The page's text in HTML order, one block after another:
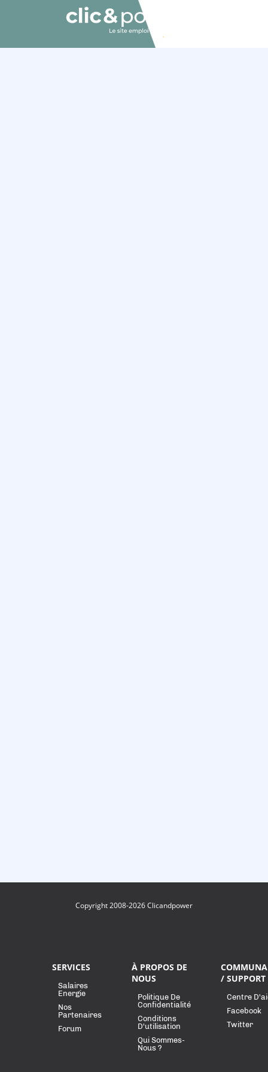
Copyright 2008-2026 Clicandpower
SERVICES
Salaires
Energie
Nos
Partenaires
Forum
À PROPOS DE
NOUS
Politique De
Confidentialité
Conditions
D'utilisation
Qui Sommes-
Nous ?
/ SUPPORT
Centre
Facebook
Twitter